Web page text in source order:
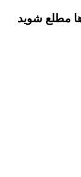
مطلع شوید